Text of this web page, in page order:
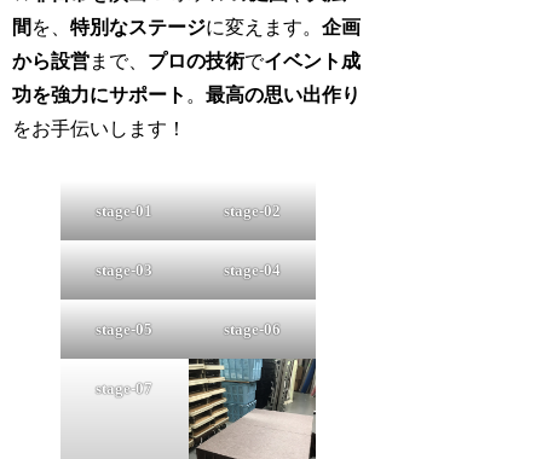
間 を、特別なステージに変えます。企画
から設営まで、 プロの技術でイベント成
功を強力にサポート 。最高の思い出作り
をお手伝いします！
stage-01 stage-02
stage-03 stage-04
stage-05 stage-06
stage-07